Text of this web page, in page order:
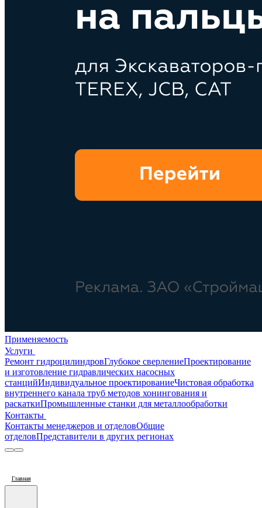
Применяемость
Услуги
Ремонт гидроцилиндровГлубокое сверлениеПроектирование
и изготовление гидравлических насосных
станцийИндивидуальное проектированиеЧистовая обработка
внутреннего канала труб методов хонингования и
раскаткиПромышленные станки для металлообработки
Контакты
Контакты менеджеров и отделовОбщие
отделовПредставители в других регионах
Главная